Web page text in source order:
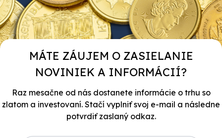
MÁTE ZÁUJEM O ZASIELANIE
NOVINIEK A INFORMÁCIÍ?
Raz mesačne od nás dostanete informácie o trhu so
zlatom a investovaní. Stačí vyplniť svoj e-mail a následne
potvrdiť zaslaný odkaz.